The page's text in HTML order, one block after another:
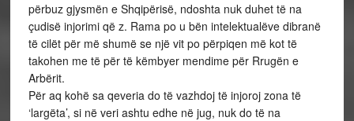
përbuz gjysmën e Shqipërisë, ndoshta nuk duhet të na
çudisë injorimi që z. Rama po u bën intelektualëve dibranë
të cilët për më shumë se një vit po përpiqen më kot të
takohen me të për të këmbyer mendime për Rrugën e
Arbërit.
Për aq kohë sa qeveria do të vazhdoj të injoroj zona të
‘largëta’, si në veri ashtu edhe në jug, nuk do të na